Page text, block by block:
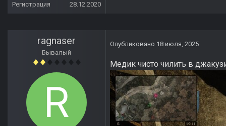
Регистрация
28.12.2020
ragnaser
Бывалый
Опубликовано 18 июля, 2025
Медик чисто чилить в